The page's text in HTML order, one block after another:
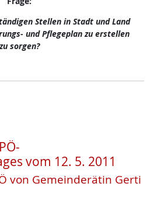
Stellen in Stadt und Land
und Pflegeplan zu erstellen
sorgen?
vom 12. 5. 2011
von Gemeinderätin Gerti